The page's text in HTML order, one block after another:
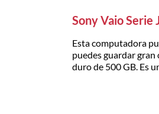
Sony Vaio Serie
Esta computadora
puedes guardar gran
duro de 500 GB. Es